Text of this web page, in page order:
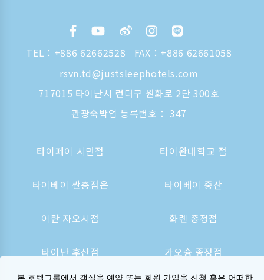
TEL： +886 62662528
FAX：+886 62661058
rsvn.td@justsleephotels.com
717015 타이난시 런더구 원화로 2단 300호
관광숙박업 등록번호： 347
타이페이 시먼점 타이완대학교 점
타이베이 싼충점은 타이베이 중산
이란 자오시점 화롄 종정점
타이난 후산점 가오슝 종정점
본 호텔그룹에서 객실을 예약 또는 회원 가입을 신청 혹은 어떠한